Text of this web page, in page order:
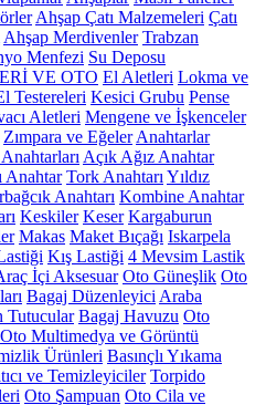
Ahşap Çatı Malzemeleri Çatı
Ahşap Merdivenler Trabzan
Menfezi Su Deposu
VE OTO El Aletleri Lokma ve
Testereleri Kesici Grubu Pense
Aletleri Mengene ve İşkenceler
Zımpara ve Eğeler Anahtarlar
Açık Ağız Anahtar
Anahtar Tork Anahtarı Yıldız
Anahtarı Kombine Anahtar
Keskiler Keser Kargaburun
Makas Maket Bıçağı Iskarpela
Kış Lastiği 4 Mevsim Lastik
İçi Aksesuar Oto Güneşlik Oto
Bagaj Düzenleyici Araba
Tutucular Bagaj Havuzu Oto
Oto Multimedya ve Görüntü
Ürünleri Basınçlı Yıkama
ve Temizleyiciler Torpido
Oto Şampuan Oto Cila ve